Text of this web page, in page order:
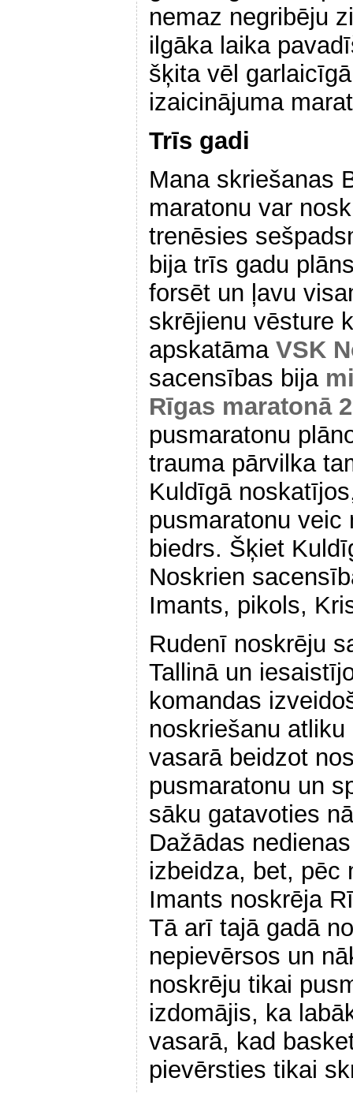
nemaz negribēju
ilgāka laika
šķita vēl
izaicinājuma
Trīs gadi
Mana skriešanas
maratonu var
trenēsies
bija trīs gadu
forsēt un ļavu
skrējienu vēsture
apskatāma VSK
sacensības bija
Rīgas maratonā
pusmaratonu
trauma pārvilka
Kuldīgā
pusmaratonu veic
biedrs. Šķiet
Noskrien
Imants, pikols,
Rudenī noskrēju
Tallinā un
komandas
noskriešanu
vasarā beidzot
pusmaratonu un
sāku gatavoties
Dažādas
izbeidza, bet, pēc
Imants noskrēja
Tā arī tajā gadā
nepievērsos un
noskrēju tikai
izdomājis, ka
vasarā, kad
pievērsties tikai